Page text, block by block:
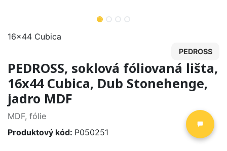
16x44 Cubica
PEDROSS
PEDROSS, soklová fóliovaná lišta,
16x44 Cubica, Dub Stonehenge,
jadro MDF
MDF, fólie
Produktový kód: P050251